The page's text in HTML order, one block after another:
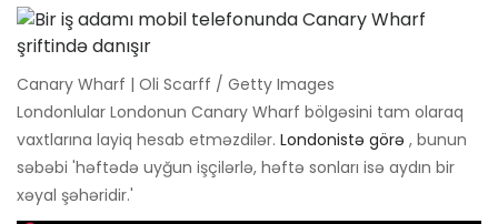
Canary Wharf | Oli Scarff / Getty Images
Londonlular Londonun Canary Wharf bölgəsini tam olaraq
vaxtlarına layiq hesab etməzdilər. Londonistə görə , bunun
səbəbi 'həftədə uyğun işçilərlə, həftə sonları isə aydın bir
xəyal şəhəridir.'